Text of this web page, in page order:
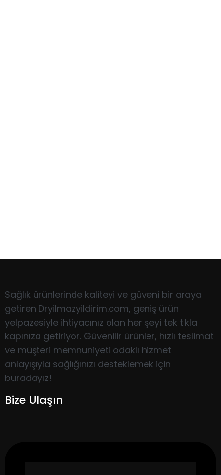
Sağlık ürünlerinde kaliteyi ve güveni bir araya
getiren Dryilmazyildirim.com, geniş ürün
yelpazesiyle ihtiyacınız olan her şeyi tek tıkla
kapınıza getiriyor. Güvenilir ürünler, hızlı teslimat
ve müşteri memnuniyeti odaklı hizmet
anlayışıyla sağlığınızı desteklemek için
buradayız!
Bize Ulaşın